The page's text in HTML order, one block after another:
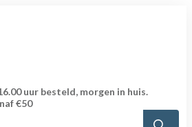
uur besteld, morgen in huis.
€50